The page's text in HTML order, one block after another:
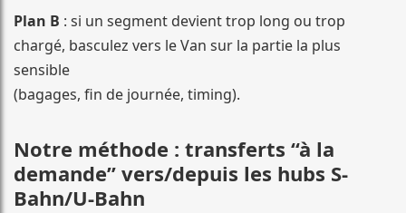
Plan B : si un segment devient trop long ou trop
chargé, basculez vers le Van sur la partie la plus
sensible
(bagages, fin de journée, timing).
Notre méthode : transferts “à la
demande” vers/depuis les hubs S-
Bahn/U-Bahn